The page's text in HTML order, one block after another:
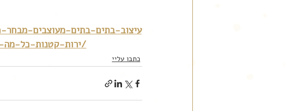
ירות-קטנות-כל-מה-שכ/ניגודים-משלימים-עיצוב-מודרני-וכפרי-ז/
כתבו עליי